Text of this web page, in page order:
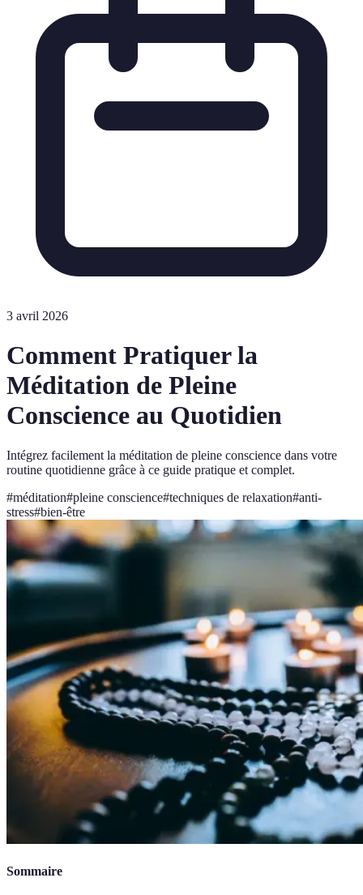
3 avril 2026
Comment Pratiquer la
Méditation de Pleine
Conscience au Quotidien
Intégrez facilement la méditation de pleine conscience dans votre
routine quotidienne grâce à ce guide pratique et complet.
#méditation#pleine conscience#techniques de relaxation#anti-
stress#bien-être
Sommaire